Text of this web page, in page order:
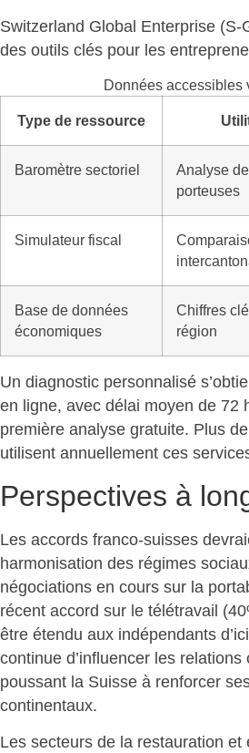
Switzerland Global Enterprise (S-
des outils clés pour les
Données accessibles
Type de ressource
Baromètre sectoriel
Analyse
porteuses
Simulateur fiscal
Base de données
économiques
Chiffres
région
Un diagnostic personnalisé
en ligne, avec délai moyen de 72
première analyse gratuite. Plus
utilisent annuellement ces
Perspectives à
Les accords franco-suisses
harmonisation des régimes
négociations en cours sur la
récent accord sur le télétravail
être étendu aux indépendants
continue d’influencer les relations
poussant la Suisse à renforcer
continentaux.
Les secteurs de la restauration et